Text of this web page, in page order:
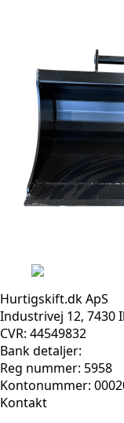
Hurtigskift.dk ApS
Industrivej 12, 7430
CVR: 44549832
Bank detaljer:
Reg nummer: 5958
Kontonummer:
Kontakt